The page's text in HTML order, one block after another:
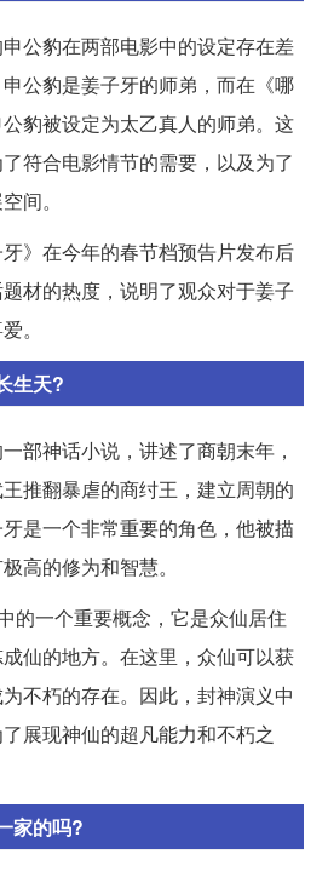
公豹在两部电影中的设定存在差
公豹是姜子牙的师弟，而在《哪
豹被设定为太乙真人的师弟。这
符合电影情节的需要，以及为了
间。
》在今年的春节档预告片发布后
材的热度，说明了观众对于姜子
。
生天?
部神话小说，讲述了商朝末年，
推翻暴虐的商纣王，建立周朝的
是一个非常重要的角色，他被描
高的修为和智慧。
的一个重要概念，它是众仙居住
仙的地方。在这里，众仙可以获
不朽的存在。因此，封神演义中
展现神仙的超凡能力和不朽之
家的吗?